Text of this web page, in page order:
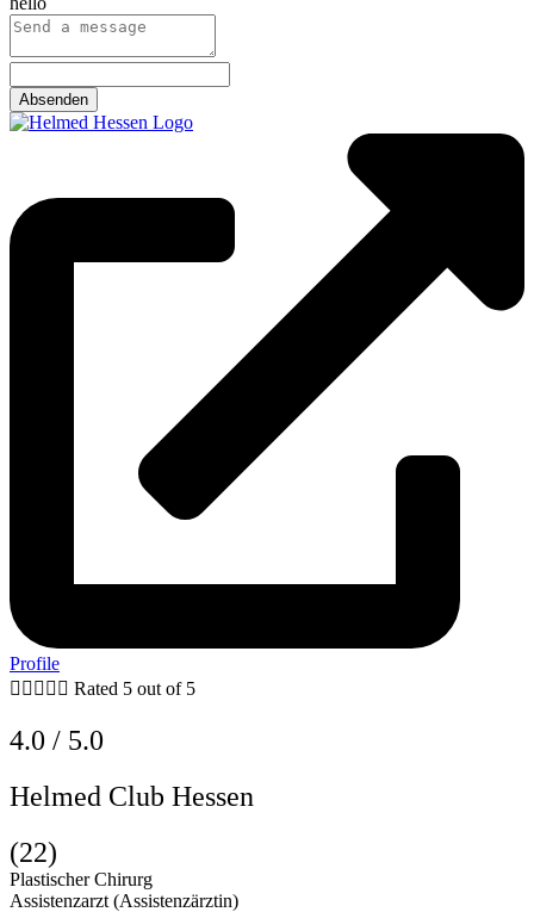
Absenden
Profile
     Rated 5 out of 5
4.0 / 5.0
Helmed Club Hessen
(22)
Plastischer Chirurg
Assistenzarzt (Assistenzärztin)